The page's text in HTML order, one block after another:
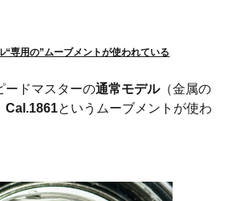
専用の”ムーブメントが使われている
ードマスターの通常モデル（金属の
Cal.1861というムーブメントが使わ